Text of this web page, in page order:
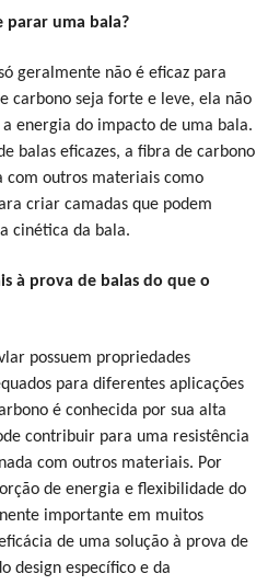
parar uma bala?
geralmente não é eficaz para
carbono seja forte e leve, ela não
energia do impacto de uma bala.
balas eficazes, a fibra de carbono
com outros materiais como
criar camadas que podem
cinética da bala.
à prova de balas do que o
possuem propriedades
para diferentes aplicações
é conhecida por sua alta
contribuir para uma resistência
com outros materiais. Por
de energia e flexibilidade do
importante em muitos
de uma solução à prova de
design específico e da